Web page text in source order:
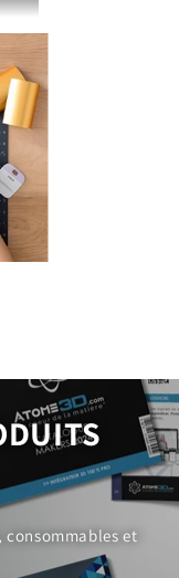
consommables et